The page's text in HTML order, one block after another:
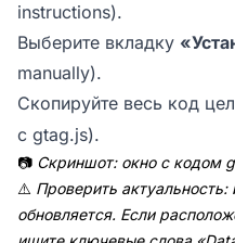
instructions).
Выберите вкладку
manually).
Скопируйте весь код
с gtag.js).
📷 Скриншот: окно с кодом
⚠️ Проверить
обновляется. Если